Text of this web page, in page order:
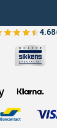
4.68
de